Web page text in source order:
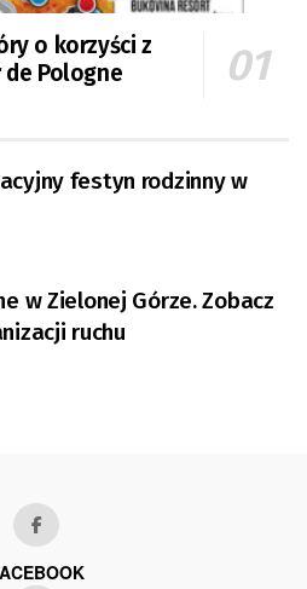
o korzyści z
de Pologne
festyn rodzinny w
w Zielonej Górze. Zobacz
ruchu